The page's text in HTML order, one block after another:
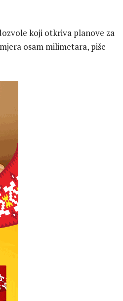
koji otkriva planove za
osam milimetara, piše